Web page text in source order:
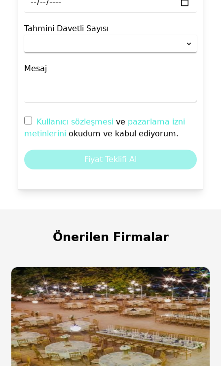
Tahmini Davetli Sayısı
Mesaj
Kullanıcı sözleşmesi ve pazarlama izni
metinlerini okudum ve kabul ediyorum.
Fiyat Teklifi Al
Önerilen Firmalar